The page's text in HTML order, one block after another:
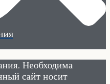
Необходима
сайт носит